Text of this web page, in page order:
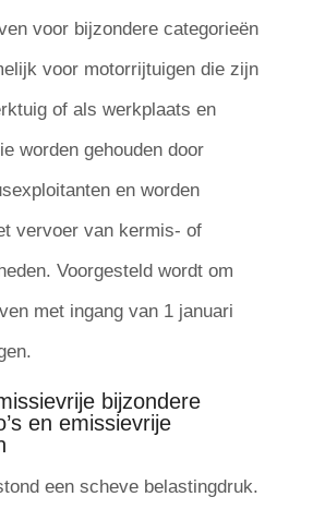
voor bijzondere categorieën
voor motorrijtuigen die zijn
of als werkplaats en
worden gehouden door
en worden
vervoer van kermis- of
Voorgesteld wordt om
met ingang van 1 januari
bijzondere
en emissievrije
een scheve belastingdruk.